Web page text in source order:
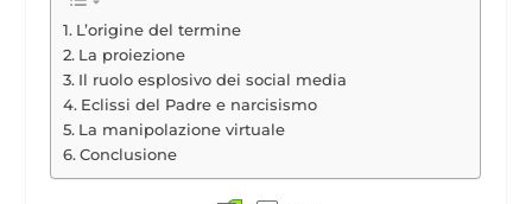
L’origine del termine
La proiezione
Il ruolo esplosivo dei social media
Eclissi del Padre e narcisismo
La manipolazione virtuale
Conclusione